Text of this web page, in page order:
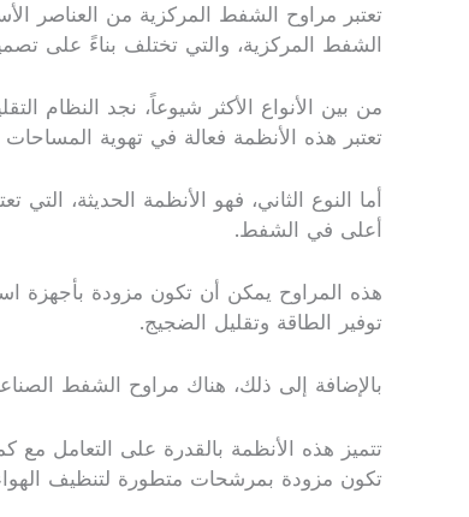
تعتبر مراوح الشفط المركزية من العناصر
الشفط المركزية، والتي تختلف بناءً على
من بين الأنواع الأكثر شيوعاً، نجد النظام
تعتبر هذه الأنظمة فعالة في تهوية
أما النوع الثاني، فهو الأنظمة الحديثة،
أعلى في الشفط.
هذه المراوح يمكن أن تكون مزودة بأجهزة
توفير الطاقة وتقليل الضجيج.
بالإضافة إلى ذلك، هناك مراوح الشفط
تتميز هذه الأنظمة بالقدرة على التعامل مع
تكون مزودة بمرشحات متطورة لتنظيف